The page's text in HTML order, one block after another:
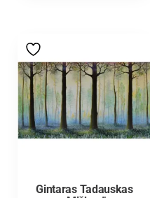
Gintaras Tadauskas